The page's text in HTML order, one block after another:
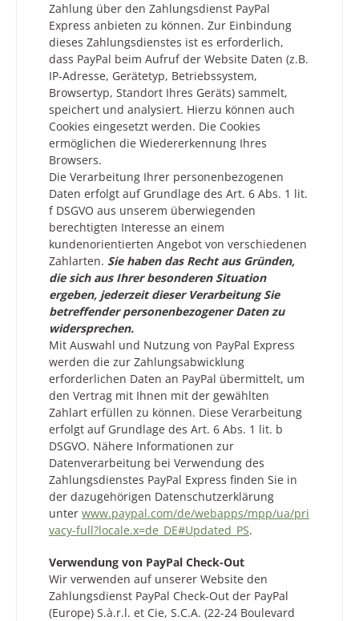
Zahlung über den Zahlungsdienst PayPal
Express anbieten zu können. Zur Einbindung
dieses Zahlungsdienstes ist es erforderlich,
dass PayPal beim Aufruf der Website Daten (z.B.
IP-Adresse, Gerätetyp, Betriebssystem,
Browsertyp, Standort Ihres Geräts) sammelt,
speichert und analysiert. Hierzu können auch
Cookies eingesetzt werden. Die Cookies
ermöglichen die Wiedererkennung Ihres
Browsers.
Die Verarbeitung Ihrer personenbezogenen
Daten erfolgt auf Grundlage des Art. 6 Abs. 1 lit.
f DSGVO aus unserem überwiegenden
berechtigten Interesse an einem
kundenorientierten Angebot von verschiedenen
Zahlarten. Sie haben das Recht aus Gründen,
die sich aus Ihrer besonderen Situation
ergeben, jederzeit dieser Verarbeitung Sie
betreffender personenbezogener Daten zu
widersprechen.
Mit Auswahl und Nutzung von PayPal Express
werden die zur Zahlungsabwicklung
erforderlichen Daten an PayPal übermittelt, um
den Vertrag mit Ihnen mit der gewählten
Zahlart erfüllen zu können. Diese Verarbeitung
erfolgt auf Grundlage des Art. 6 Abs. 1 lit. b
DSGVO. Nähere Informationen zur
Datenverarbeitung bei Verwendung des
Zahlungsdienstes PayPal Express finden Sie in
der dazugehörigen Datenschutzerklärung
unter www.paypal.com/de/webapps/mpp/ua/pri
vacy-full?locale.x=de_DE#Updated_PS.
Verwendung von PayPal Check-Out
Wir verwenden auf unserer Website den
Zahlungsdienst PayPal Check-Out der PayPal
(Europe) S.à.r.l. et Cie, S.C.A. (22-24 Boulevard